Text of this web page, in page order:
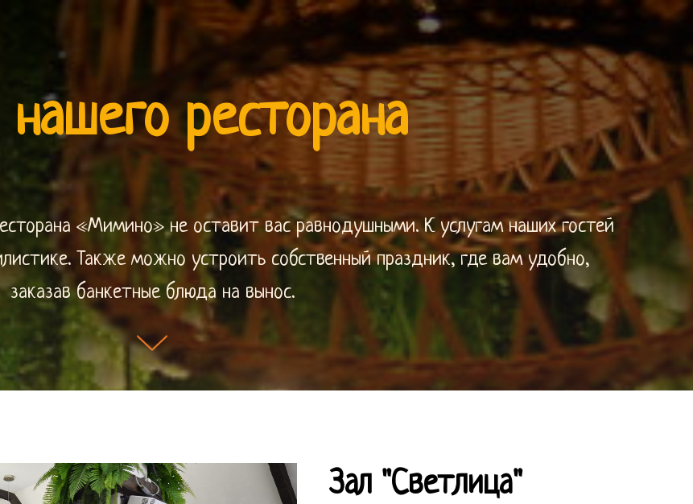
ресторана
«Мимино» не оставит вас равнодушными. К услугам наших гостей
Также можно устроить собственный праздник, где вам удобно,
заказав банкетные блюда на вынос.
Зал "Светлица"